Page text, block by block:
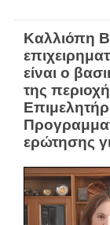
Καλλιόπη
είναι ο
της
ερώτησης